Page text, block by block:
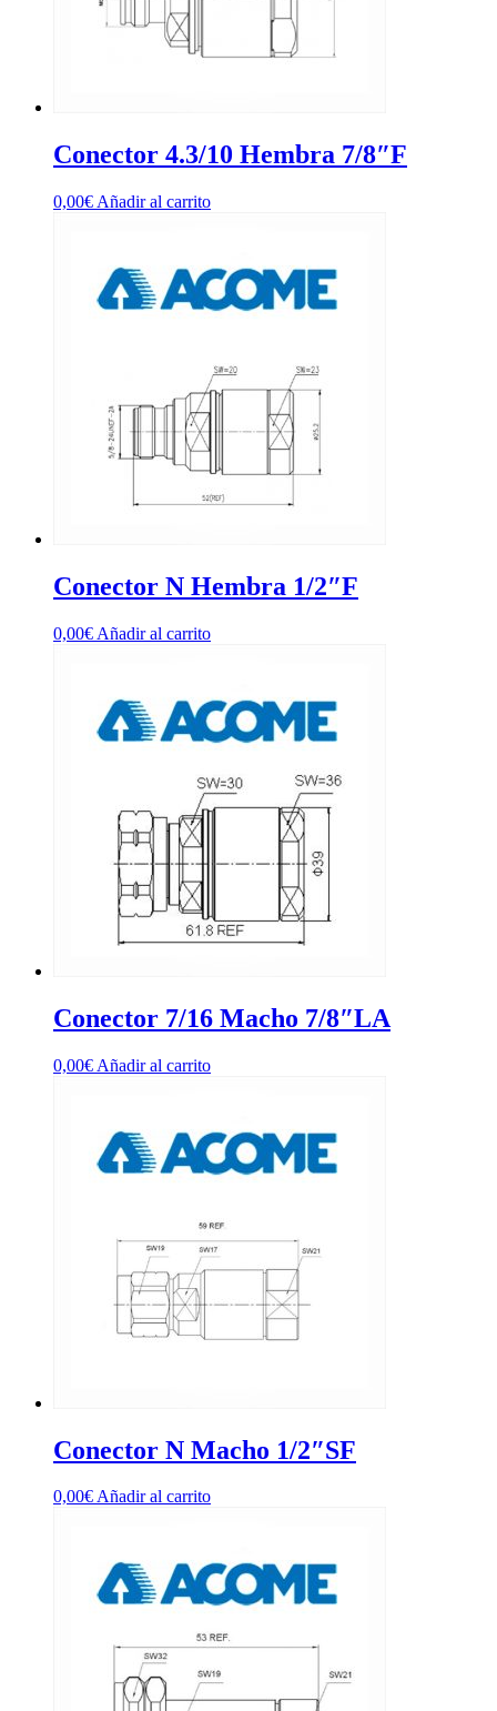
Conector 4.3/10 Hembra 7/8″F
0,00€ Añadir al carrito
Conector N Hembra 1/2″F
0,00€ Añadir al carrito
Conector 7/16 Macho 7/8″LA
0,00€ Añadir al carrito
Conector N Macho 1/2″SF
0,00€Añadir al carrito